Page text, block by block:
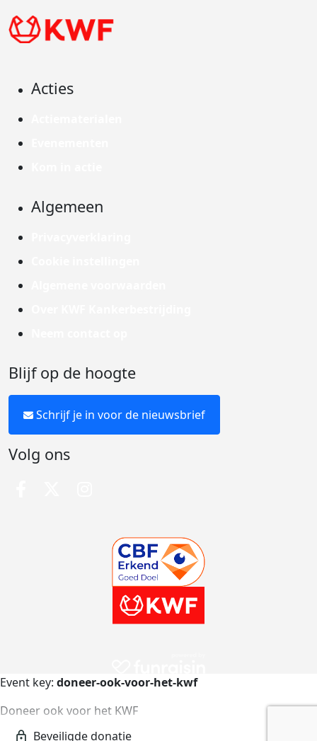
Acties
Algemeen
Blijf op de hoogte
Schrijf je in voor de nieuwsbrief
Volg ons
Event key: doneer-ook-voor-het-kwf
Doneer ook voor het KWF